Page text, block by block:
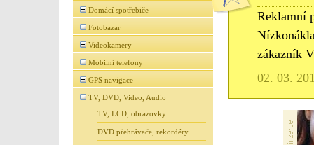
Domácí spotřebiče
Fotobazar
Videokamery
Mobilní telefony
GPS navigace
TV, DVD, Video, Audio
TV, LCD, obrazovky
DVD přehrávače, rekordéry
Reklamní
zákazník
02. 03.